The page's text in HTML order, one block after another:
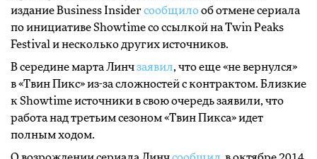
издание Business Insiderсообщилооб отмене сериала
по инициативе Showtime со ссылкой на Twin Peaks
Festival и несколько других источников.
В середине марта Линчзаявил, что еще «не вернулся»
в «Твин Пикс» из-за сложностей с контрактом. Близкие
к Showtime источники в свою очередь заявили, что
работа над третьим сезоном «Твин Пикса» идет
полным ходом.